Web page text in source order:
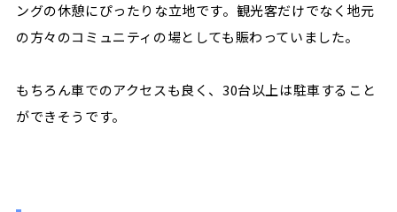
ングの休憩にぴったりな立地です。観光客だけでなく地元
の方々のコミュニティの場としても賑わっていました。
もちろん車でのアクセスも良く、 30台以上は駐車すること
ができそうです。